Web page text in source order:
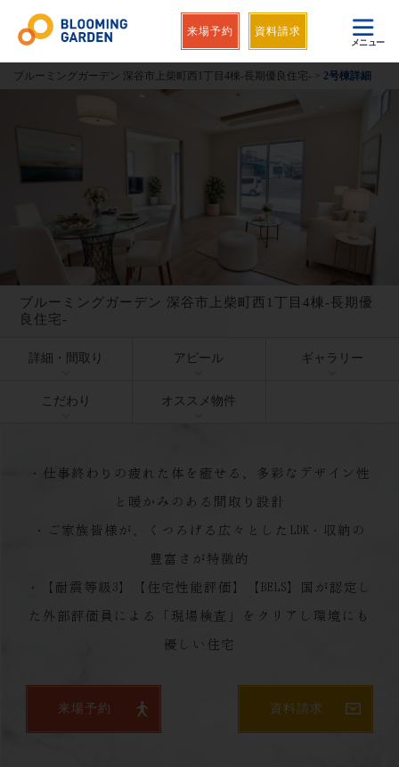
来場予約 資料請求
メニュー
ブルーミングガーデン 深谷市上柴町西1丁目4棟-長期優良住宅- > 2号棟詳細
ブルーミングガーデン 深谷市上柴町西1丁目4棟-長期優
良住宅-
詳細・間取り アピール ギャラリー
こだわり オススメ物件
・仕事終わりの疲れた体を癒せる、多彩なデザイン性
と暖かみのある間取り設計
・ご家族皆様が、くつろげる広々としたLDK・収納の
豊富さが特徴的
・【耐震等級3】【住宅性能評価】【BELS】国が認定し
た外部評価員による「現場検査」をクリアし環境にも
来場予約 資料請求